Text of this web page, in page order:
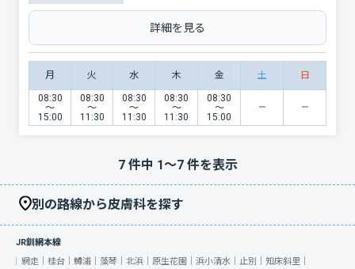
詳細を見る
月 火 水 木 金 土 日
08:30
〜
15:00
08:30
〜
11:30
08:30
〜
11:30
08:30
〜
11:30
08:30
〜
15:00
7件中 1〜7件を表示
別の路線から皮膚科を探す
JR釧網本線
網走｜ 桂台｜ 鱒浦｜ 藻琴｜ 北浜｜ 原生花園｜ 浜小清水｜ 止別｜ 知床斜里｜